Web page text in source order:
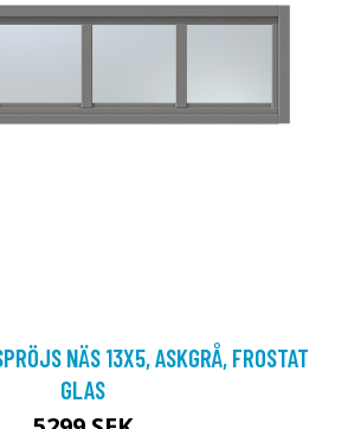
NÄS 13X5, ASKGRÅ, FROSTAT
GLAS